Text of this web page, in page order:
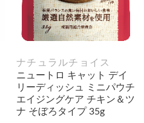
ナチュラルチョイス
ニュートロ キャット デイ
リーディッシュ ミニパウチ
エイジングケア チキン＆ツ
ナ そぼろタイプ 35g